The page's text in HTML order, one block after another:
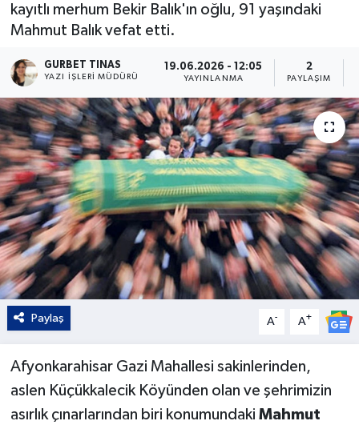
kayıtlı merhum Bekir Balık'ın oğlu, 91 yaşındaki
Mahmut Balık vefat etti.
GURBET TINAS
YAZI İŞLERI MÜDÜRÜ
19.06.2026 - 12:05
YAYINLANMA
2
PAYLAŞIM
Paylaş A- A+
Afyonkarahisar Gazi Mahallesi sakinlerinden,
aslen Küçükkalecik Köyünden olan ve şehrimizin
asırlık çınarlarından biri konumundaki Mahmut
Teknoloji
Haber Arşivi